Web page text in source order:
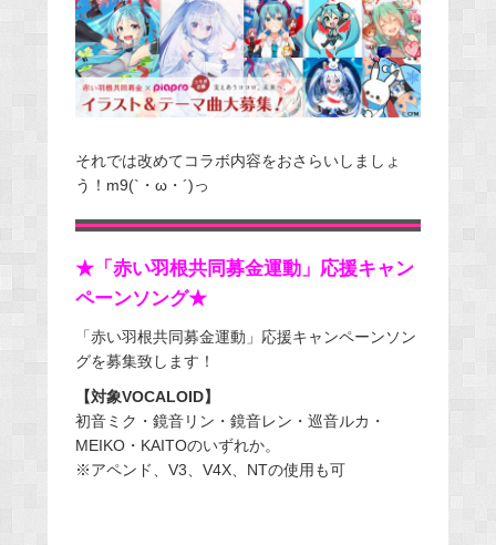
それでは改めてコラボ内容をおさらいしましょ
う！m9(`・ω・´)っ
★「赤い羽根共同募金運動」応援キャン
ペーンソング★
「赤い羽根共同募金運動」応援キャンペーンソン
グを募集致します！
【対象VOCALOID】
初音ミク・鏡音リン・鏡音レン・巡音ルカ・
MEIKO・KAITOのいずれか。
※アペンド、V3、V4X、NTの使用も可